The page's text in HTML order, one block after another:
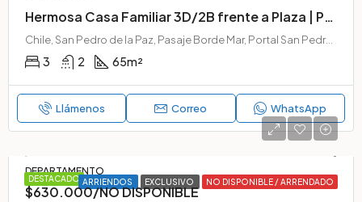
Hermosa Casa Familiar 3D/2B frente a Plaza | Portal San Pedro, San Pedro de la Paz
Chile, San Pedro de la Paz, Pasaje Borde Mar, Portal San Pedro, San Pedro de la Paz, Provincia de Concepción, Región del Biobío, 4120000, Chile
3 2 65m²
Llámenos Correo WhatsApp
DESTACADO ARRIENDOS EXCLUSIVO NO DISPONIBLE / ARRENDADO
DEPARTAMENTO
$630.000/NO DISPONIBLE